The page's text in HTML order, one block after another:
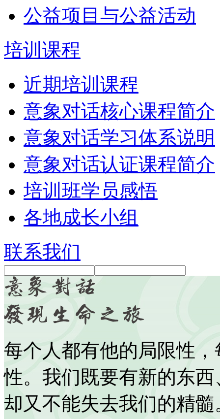
公益项目与公益活动
培训课程
近期培训课程
意象对话核心课程简介
意象对话学习体系说明
意象对话认证课程简介
培训班学员感悟
各地成长小组
联系我们
每个人都有他的局限性
性。我们既要有新的东
却又不能失去我们的精